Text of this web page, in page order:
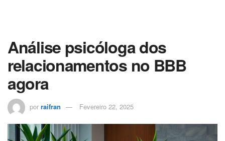
Análise psicóloga dos
relacionamentos no BBB
agora
por raifran Fevereiro 22, 2025